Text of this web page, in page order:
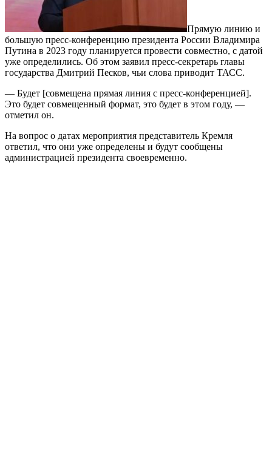
Прямую линию и
большую пресс-конференцию президента России Владимира
Путина в 2023 году планируется провести совместно, с датой
уже определились. Об этом заявил пресс-секретарь главы
государства Дмитрий Песков, чьи слова приводит ТАСС.
— Будет [совмещена прямая линия с пресс-конференцией].
Это будет совмещенный формат, это будет в этом году, —
отметил он.
На вопрос о датах мероприятия представитель Кремля
ответил, что они уже определены и будут сообщены
администрацией президента своевременно.